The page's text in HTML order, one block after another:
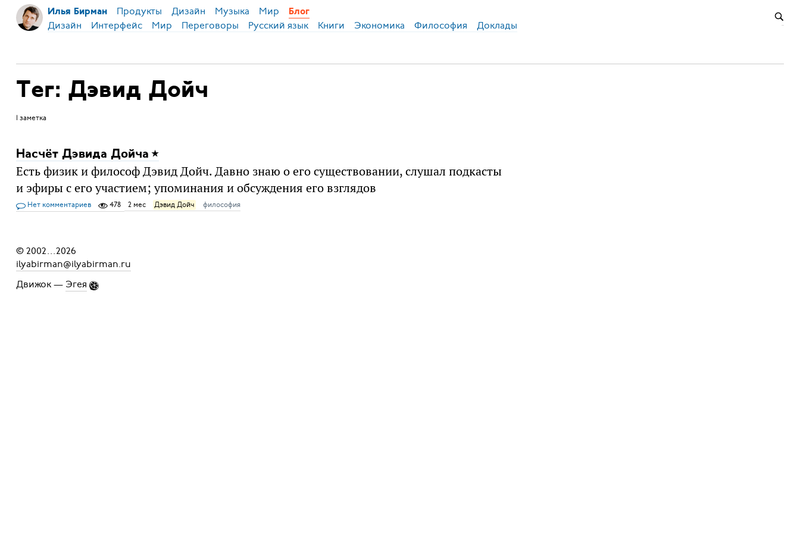
Илья Бирман Продукты Дизайн Музыка Мир Блог
Дизайн Интерфейс Мир Переговоры Русский язык Книги Экономика Философия Доклады
Тег: Дэвид Дойч
1 заметка
Насчёт Дэвида Дойча
Есть физик и философ Дэвид Дойч. Давно знаю о его существовании, слушал подкасты
и эфиры с его участием; упоминания и обсуждения его взглядов
Нет комментариев 478 2 мес Дэвид Дойч философия
© 2002...2026
ilyabirman@ilyabirman.ru
Движок — Эгея